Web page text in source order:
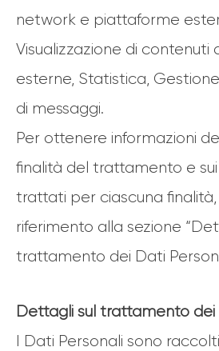
network e piattaforme
Visualizzazione di
esterne, Statistica,
di messaggi.
Per ottenere informazioni
finalità del trattamento e
trattati per ciascuna finalità,
riferimento alla sezione
trattamento dei Dati
Dettagli sul trattamento dei
I Dati Personali sono